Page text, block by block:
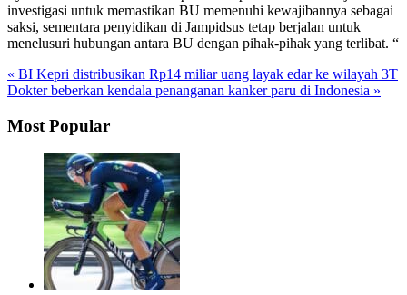
investigasi untuk memastikan BU memenuhi kewajibannya sebagai
saksi, sementara penyidikan di Jampidsus tetap berjalan untuk
menelusuri hubungan antara BU dengan pihak-pihak yang terlibat. “
« BI Kepri distribusikan Rp14 miliar uang layak edar ke wilayah 3T
Dokter beberkan kendala penanganan kanker paru di Indonesia »
Most Popular